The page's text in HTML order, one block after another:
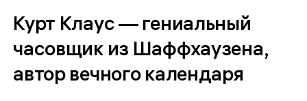
Курт Клаус — гениальный
часовщик из Шаффхаузена,
автор вечного календаря